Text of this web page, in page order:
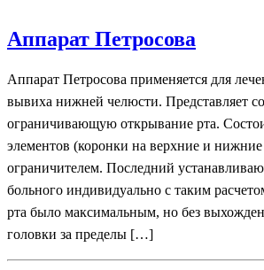
Аппарат Петросова
Аппарат Петросова применяется для
вывиха нижней челюсти. Представляет
ограничивающую открывание рта.
элементов (коронки на верхние и
ограничителем. Последний
больного индивидуально с таким
рта было максимальным, но без
головки за пределы […]